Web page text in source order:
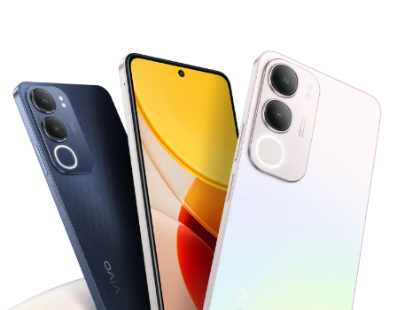
Казахстан | Выберите страну/регион